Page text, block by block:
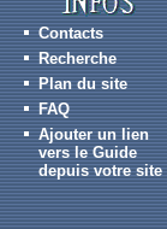
Contacts
Recherche
Plan du site
FAQ
Ajouter un lien
vers le Guide
depuis votre site